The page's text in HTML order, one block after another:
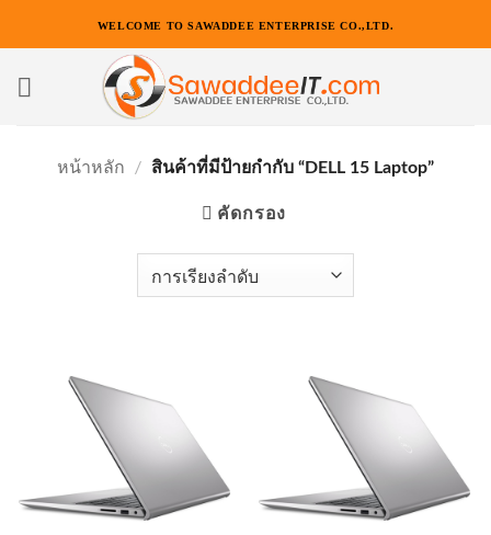
เนื้อหา
WELCOME TO SAWADDEE ENTERPRISE CO.,LTD.
หน้าหลัก / สินค้าที่มีป้ายกำกับ “DELL 15 Laptop”
คัดกรอง